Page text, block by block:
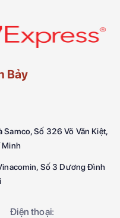
Bảy
Samco, Số 326 Võ Văn Kiệt,
Minh
Số 3 Dương Đình
Điện thoại: